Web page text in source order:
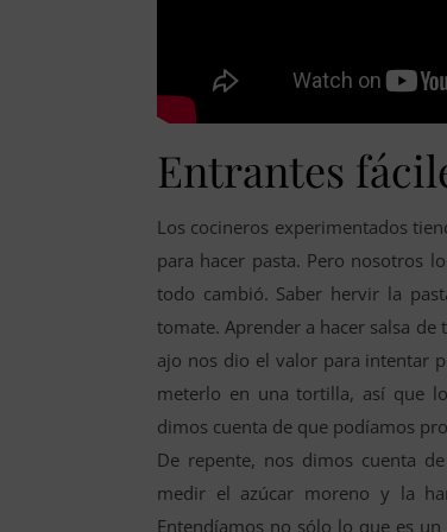
Entrantes
Los cocineros experimentados
para hacer pasta. Pero nosotros
todo cambió. Saber hervir la
tomate. Aprender a hacer salsa
ajo nos dio el valor para intentar
meterlo en una tortilla, así que
dimos cuenta de que podíamos
De repente, nos dimos cuenta
medir el azúcar moreno y la
Entendíamos no sólo lo que es